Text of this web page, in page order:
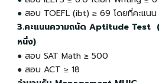
● สอบ TOEFL (ibt) ≥ 69 โดยที่คะแน
3.คะแนนความถนัด Aptitude Test (
หนึ่ง)
● สอบ SAT Math ≥ 500
● สอบ ACT ≥ 18